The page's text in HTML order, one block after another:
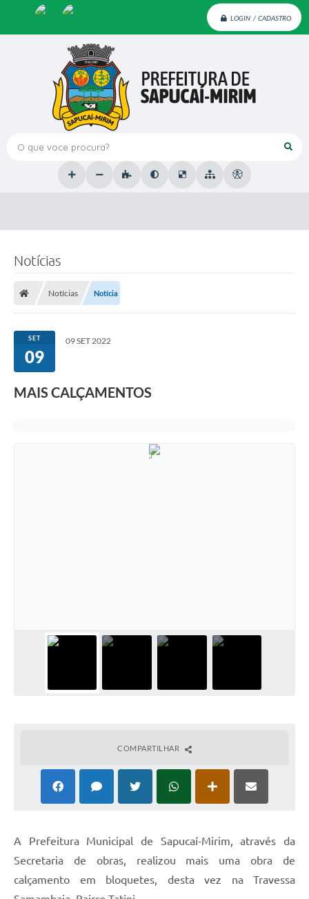
LOGIN / CADASTRO
O que voce procura?
Notícias
Notícias Notícia
SET
09
09 SET 2022
MAIS CALÇAMENTOS
COMPARTILHAR
A Prefeitura Municipal de Sapucaí-Mirim, através da
Secretaria de obras, realizou mais uma obra de
calçamento em bloquetes, desta vez na Travessa